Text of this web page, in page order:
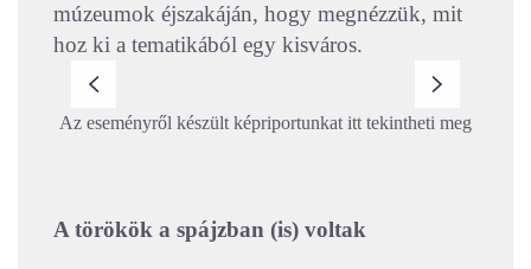
múzeumok éjszakáján, hogy megnézzük, mit
hoz ki a tematikából egy kisváros.
Az eseményről készült képriportunkat itt tekintheti meg
A törökök a spájzban (is) voltak